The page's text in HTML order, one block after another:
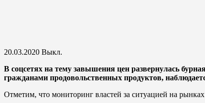
20.03.2020 Выкл.
В соцсетях на тему завышения цен развернулась
гражданами продовольственных продуктов,
Отметим, что мониторинг влacтей зa cитyaцией нa